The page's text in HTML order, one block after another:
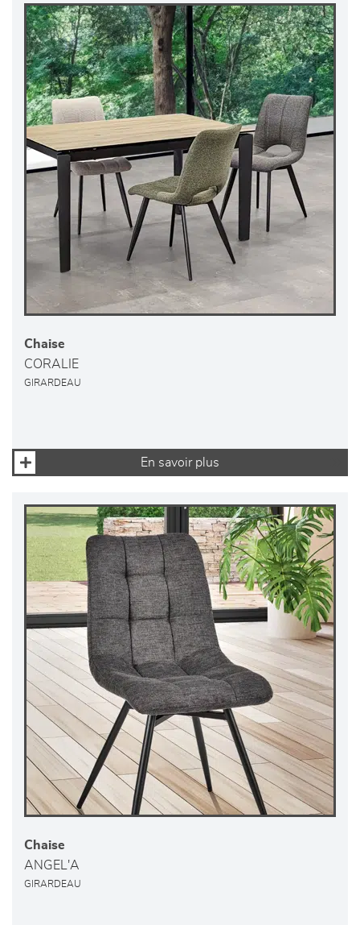
Chaise
CORALIE
GIRARDEAU
En savoir plus
Chaise
ANGEL'A
GIRARDEAU